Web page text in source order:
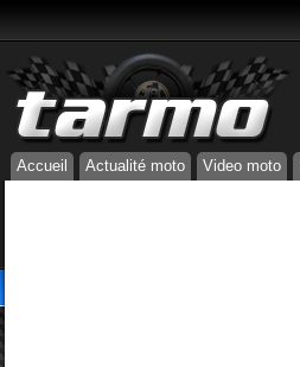
Accueil Actualité moto Video moto